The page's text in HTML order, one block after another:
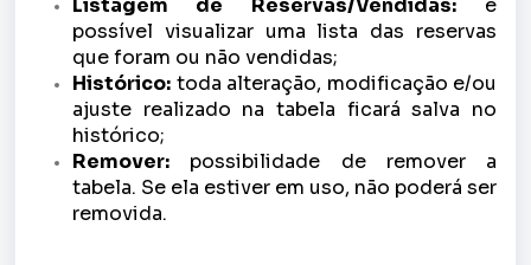
Listagem de Reservas/Vendidas:é
possível visualizar uma lista das reservas
que foram ou não vendidas;
Histórico: toda alteração, modificação e/ou
ajuste realizado na tabela ficará salva no
histórico;
Remover: possibilidade de remover a
tabela. Se ela estiver em uso, não poderá ser
removida.